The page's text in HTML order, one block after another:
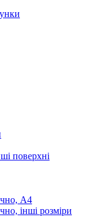
поверхні
А4
інші розміри